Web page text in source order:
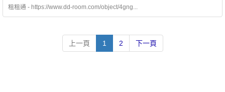
地址：基隆市中山區復興路211之1號📌經紀人：呂理聖(98)北市經
證字第00315號附近有便利商店、公園綠地、學校。
租租通 - https://www.dd-room.com/object/4gng...
上一頁 1 2 下一頁